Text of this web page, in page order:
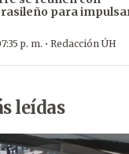
para
p. m. · Redacción ÚH
leídas